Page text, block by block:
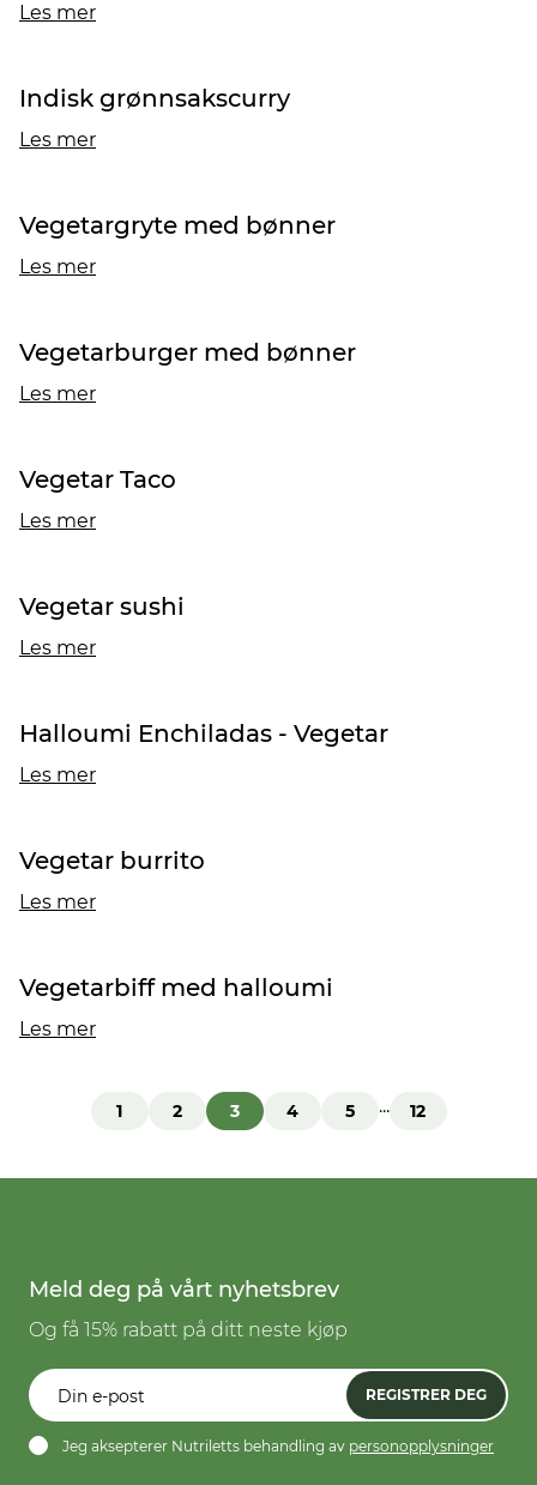
Les mer
Indisk grønnsakscurry
Les mer
Vegetargryte med bønner
Les mer
Vegetarburger med bønner
Les mer
Vegetar Taco
Les mer
Vegetar sushi
Les mer
Halloumi Enchiladas - Vegetar
Les mer
Vegetar burrito
Les mer
Vegetarbiff med halloumi
Les mer
1 2 3 4 5 ... 12
Meld deg på vårt nyhetsbrev
Og få 15% rabatt på ditt neste kjøp
REGISTRER DEG
Jeg aksepterer Nutriletts behandling av personopplysninger